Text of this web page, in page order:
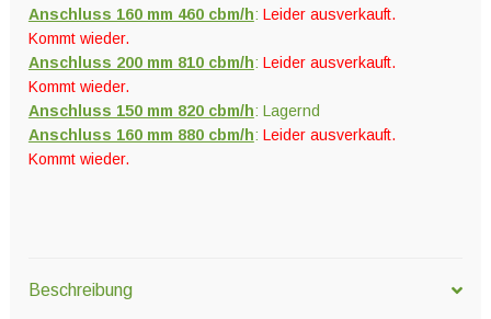
Anschluss 160 mm 460 cbm/h: Leider ausverkauft.
Kommt wieder.
Anschluss 200 mm 810 cbm/h: Leider ausverkauft.
Kommt wieder.
Anschluss 150 mm 820 cbm/h: Lagernd
Anschluss 160 mm 880 cbm/h: Leider ausverkauft.
Kommt wieder.
Beschreibung